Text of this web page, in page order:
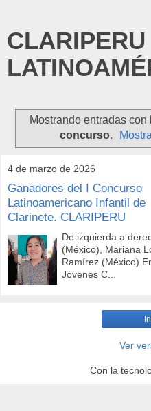
CLARIPERU
Mostrando entradas con
concurso.
4 de marzo de 2026
Ganadores del I Concurso
Latinoamericano Infantil de
Clarinete. CLARIPERU
De izquierda a
(México), Mariana
Ramírez (México)
Jóvenes C...
Ver
Con la